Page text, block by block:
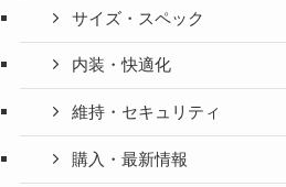
サイズ・スペック
内装・快適化
維持・セキュリティ
購入・最新情報